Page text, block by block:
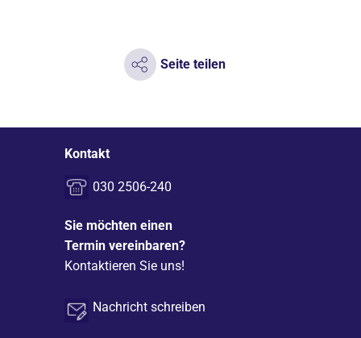
Seite teilen
Kontakt
030 2506-240
Sie möchten einen
Termin vereinbaren?
Kontaktieren Sie uns!
Nachricht schreiben